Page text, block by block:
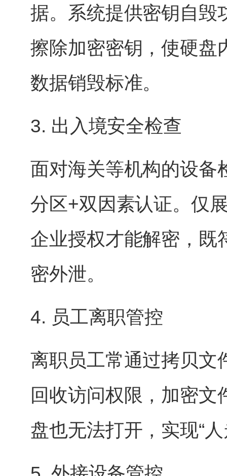
据。系统提供密钥自毁
擦除加密密钥，使硬盘
数据销毁标准。
3. 出入境安全检查
面对海关等机构的设备
分区+双因素认证。仅
企业授权才能解密，既
密外泄。
4. 员工离职管控
离职员工常通过拷贝文
回收访问权限，加密
盘也无法打开，实现“